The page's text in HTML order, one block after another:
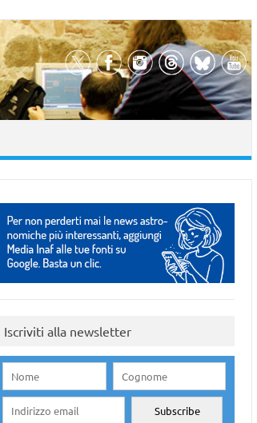
Iscriviti alla newsletter